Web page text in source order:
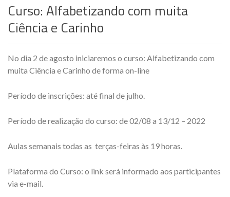
Curso: Alfabetizando com muita
Ciência e Carinho
No dia 2 de agosto iniciaremos o curso: Alfabetizando com
muita Ciência e Carinho de forma on-line
Período de inscrições: até final de julho.
Período de realização do curso: de 02/08 a 13/12 – 2022
Aulas semanais todas as terças-feiras às 19 horas.
Plataforma do Curso: o link será informado aos participantes
via e-mail.